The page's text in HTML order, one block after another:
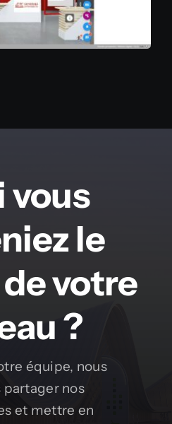
vous
le
votre
?
équipe, nous
partager nos
et mettre en